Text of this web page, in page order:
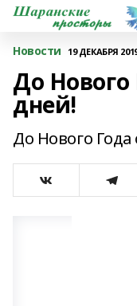
Новости 19 ДЕКАБРЯ
До Нового
дней!
До Нового Года